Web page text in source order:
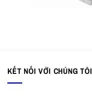
KẾT NỐI VỚI CHÚNG TÔI